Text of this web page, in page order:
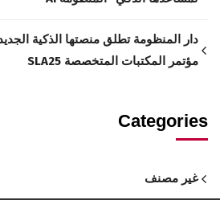
مؤتمر المكتبات المتخصصة SLA25
Categories
غير مصنف